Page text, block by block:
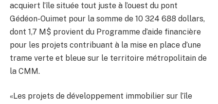
acquiert l’île située tout juste à l’ouest du pont
Gédéon-Ouimet pour la somme de 10 324 688 dollars,
dont 1,7 M$ provient du Programme d’aide financière
pour les projets contribuant à la mise en place d’une
trame verte et bleue sur le territoire métropolitain de
la CMM.
«Les projets de développement immobilier sur l’île